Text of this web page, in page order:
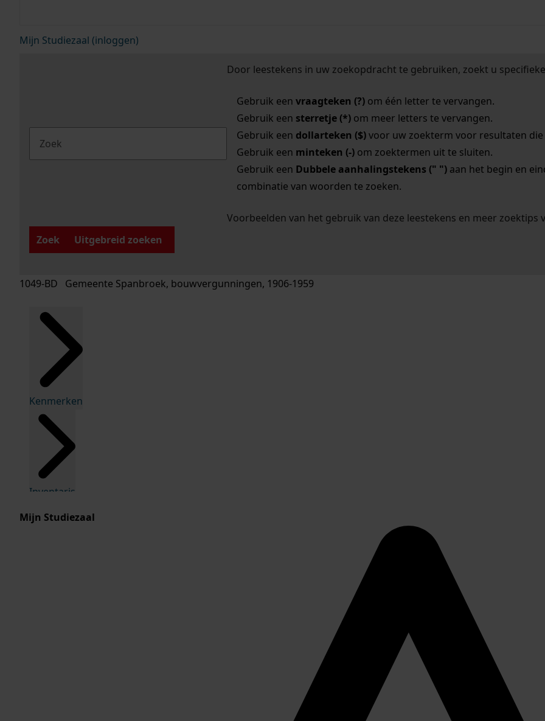
Mijn Studiezaal (inloggen)
Door leestekens in uw zoekopdracht te gebruiken, zoekt u
Gebruik een vraagteken (?)om één letter te vervangen.
Gebruik een sterretje (*)om meer letters te vervangen.
Gebruik een dollarteken ($)voor uw zoekterm voor resultaten die
Gebruik een minteken (-)om zoektermen uit te sluiten.
Gebruik een Dubbele aanhalingstekens (" ")aan het begin en
combinatie van woorden te zoeken.
Voorbeelden van het gebruik van deze leestekens en meer zoektips
Zoek
Uitgebreid zoeken
1049-BD Gemeente Spanbroek, bouwvergunningen, 1906-1959
Kenmerken
Inventaris
Mijn Studiezaal